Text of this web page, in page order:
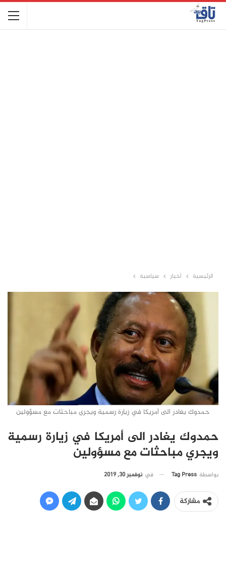
الرئيسية أخبار سياسية
حمدوك يغادر الى أمريكا في زيارة رسمية ويجري مباحثات مع مسؤولين
حمدوك يغادر الى أمريكا في زيارة رسمية
ويجري مباحثات مع مسؤولين
بواسطة Tag Press في نوفمبر 30, 2019
مشاركة